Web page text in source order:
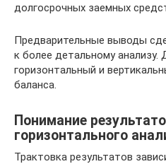
долгосрочных заемных
Предварительные выводы
к более детальному анализу.
горизонтальный и
баланса.
Понимание
горизонтального
Трактовка результатов